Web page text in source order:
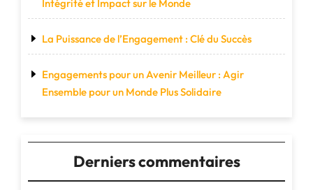
Intégrité et Impact sur le Monde
La Puissance de l’Engagement : Clé du Succès
Engagements pour un Avenir Meilleur : Agir
Ensemble pour un Monde Plus Solidaire
Derniers commentaires